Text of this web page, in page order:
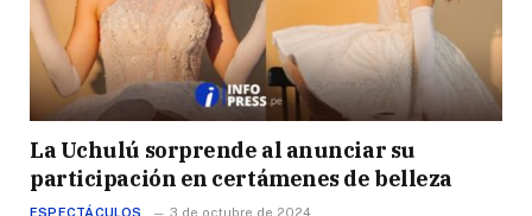
La Uchulú sorprende al anunciar su
participación en certámenes de belleza
ESPECTÁCULOS 3 de octubre de 2024